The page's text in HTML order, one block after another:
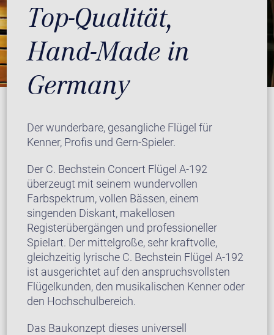
Top-Qualität,
Hand-Made in
Germany
Der wunderbare, gesangliche Flügel für
Kenner, Profis und Gern-Spieler.
Der C. Bechstein Concert Flügel A-192
überzeugt mit seinem wundervollen
Farbspektrum, vollen Bässen, einem
singenden Diskant, makellosen
Registerübergängen und professioneller
Spielart. Der mittelgroße, sehr kraftvolle,
gleichzeitig lyrische C. Bechstein Flügel A-192
ist ausgerichtet auf den anspruchsvollsten
Flügelkunden, den musikalischen Kenner oder
den Hochschulbereich.
Das Baukonzept dieses universell